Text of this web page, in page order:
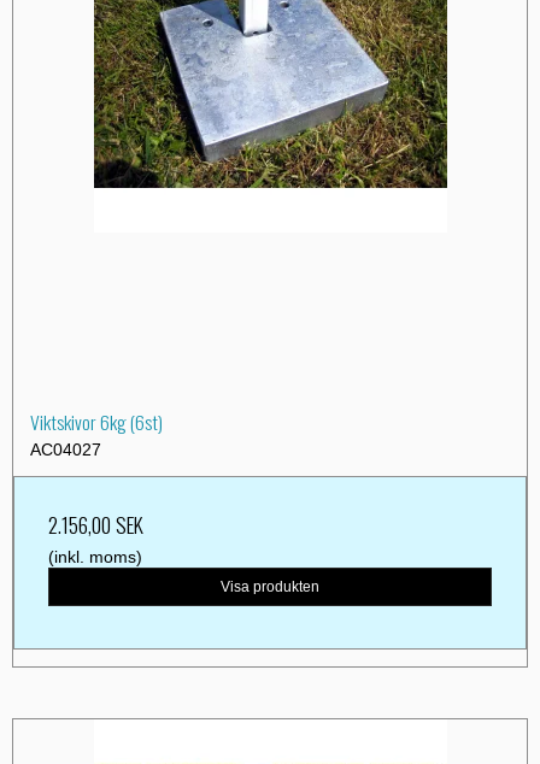
Viktskivor 6kg (6st)
AC04027
2.156,00 SEK
(inkl. moms)
Visa produkten